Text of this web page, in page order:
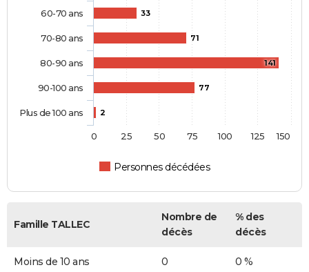
33
71
141
77
2
Personnes décédées
60-70 ans
70-80 ans
80-90 ans
90-100 ans
Plus de 100 ans
0 25 50 75 100 125 150
Famille TALLEC
Nombre de
décès
% des
décès
Moins de 10 ans 0 0 %